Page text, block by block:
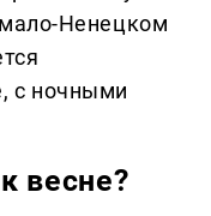
Ненецком
с ночными
весне?